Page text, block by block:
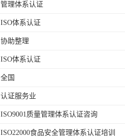
管理体系认证
ISO体系认证
协助整理
ISO体系认证
全国
认证服务业
ISO9001质量管理体系认证咨询
ISO22000食品安全管理体系认证培训